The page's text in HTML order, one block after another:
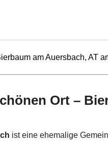
am Auersbach, AT
Ort –
ist eine ehemalige